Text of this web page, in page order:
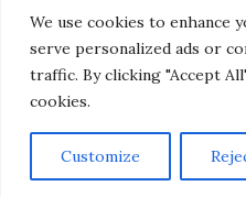
We use cookies to enhance
serve personalized ads or
traffic. By clicking "Accept
cookies.
Customize
con la Crianza de
Padres Ocupados
AVISO LEGAL, POLITICA